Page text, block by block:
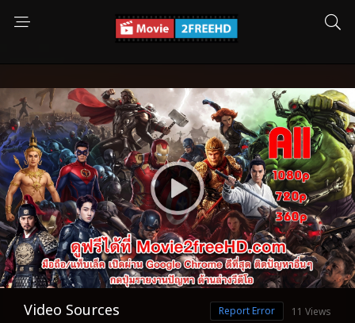
Video Sources 11 Views
Report Error